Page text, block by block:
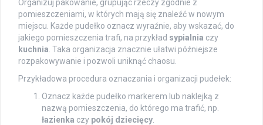
Organizuj pakowanie, grupując rzeczy zgodnie z
pomieszczeniami, w których mają się znaleźć w nowym
miejscu. Każde pudełko oznacz wyraźnie, aby wskazać, do
jakiego pomieszczenia trafi, na przykład sypialnia czy
kuchnia . Taka organizacja znacznie ułatwi późniejsze
rozpakowywanie i pozwoli uniknąć chaosu.
Przykładowa procedura oznaczania i organizacji pudełek:
Oznacz każde pudełko markerem lub naklejką z
nazwą pomieszczenia, do którego ma trafić, np.
łazienka czy pokój dziecięcy